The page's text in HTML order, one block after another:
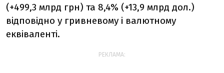
(+499,3 млрд грн) та 8,4% (+13,9 млрд дол.)
відповідно у гривневому і валютному
еквіваленті.
РЕКЛАМА: